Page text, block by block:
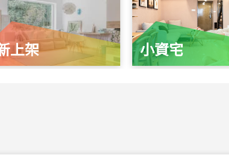
上架 小資宅
台北市